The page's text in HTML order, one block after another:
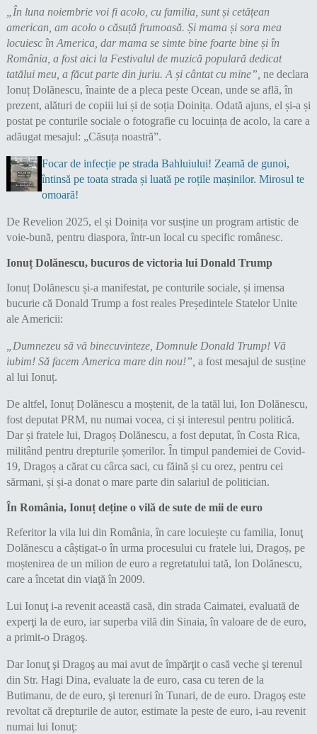
„În luna noiembrie voi fi acolo, cu familia, sunt și cetățean
american, am acolo o căsuță frumoasă. Și mama și sora mea
locuiesc în America, dar mama se simte bine foarte bine și în
România, a fost aici la Festivalul de muzică populară dedicat
tatălui meu, a făcut parte din juriu. A și cântat cu mine”, ne declara
Ionuț Dolănescu, înainte de a pleca peste Ocean, unde se află, în
prezent, alături de copiii lui și de soția Doinița. Odată ajuns, el și-a și
postat pe conturile sociale o fotografie cu locuința de acolo, la care a
adăugat mesajul: „Căsuța noastră”.
Focar de infecție pe strada Bahluiului! Zeamă de gunoi,
întinsă pe toata strada și luată pe roțile mașinilor. Mirosul te
omoară!
De Revelion 2025, el și Doinița vor susține un program artistic de
voie-bună, pentru diaspora, într-un local cu specific românesc.
Ionuț Dolănescu, bucuros de victoria lui Donald Trump
Ionuț Dolănescu și-a manifestat, pe conturile sociale, și imensa
bucurie că Donald Trump a fost reales Președintele Statelor Unite
ale Americii:
„Dumnezeu să vă binecuvinteze, Domnule Donald Trump! Vă
iubim! Să facem America mare din nou!”, a fost mesajul de susține
al lui Ionuț.
De altfel, Ionuț Dolănescu a moștenit, de la tatăl lui, Ion Dolănescu,
fost deputat PRM, nu numai vocea, ci și interesul pentru politică.
Dar și fratele lui, Dragoș Dolănescu, a fost deputat, în Costa Rica,
militând pentru drepturile șomerilor. În timpul pandemiei de Covid-
19, Dragoș a cărat cu cârca saci, cu făină și cu orez, pentru cei
sărmani, și și-a donat o mare parte din salariul de politician.
În România, Ionuț deține o vilă de sute de mii de euro
Referitor la vila lui din România, în care locuiește cu familia, Ionuţ
Dolănescu a câștigat-o în urma procesului cu fratele lui, Dragoș, pe
moștenirea de un milion de euro a regretatului tată, Ion Dolănescu,
care a încetat din viaţă în 2009.
Lui Ionuţ i-a revenit această casă, din strada Caimatei, evaluată de
experţi la de euro, iar superba vilă din Sinaia, în valoare de de euro,
a primit-o Dragoş.
Dar Ionuţ şi Dragoş au mai avut de împărţit o casă veche şi terenul
din Str. Hagi Dina, evaluate la de euro, casa cu teren de la
Butimanu, de de euro, şi terenuri în Tunari, de de euro. Dragoş este
revoltat că drepturile de autor, estimate la peste de euro, i-au revenit
numai lui Ionuţ: